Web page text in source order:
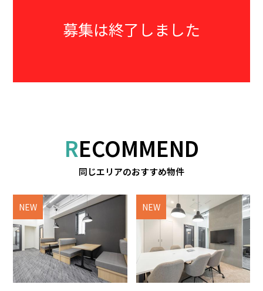
募集は終了しました
RECOMMEND
同じエリアのおすすめ物件
NEW NEW